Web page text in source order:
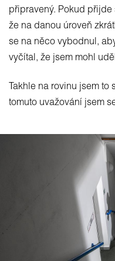
připravený. Pokud
že na danou úroveň
se na něco vybodnul,
vyčítal, že jsem mohl
Takhle na rovinu jsem
tomuto uvažování jsem